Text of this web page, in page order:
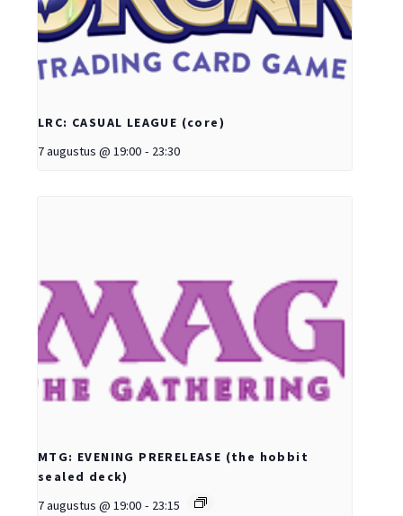
LRC: CASUAL LEAGUE (core)
7 augustus @ 19:00 - 23:30
MTG: EVENING PRERELEASE (the hobbit
sealed deck)
7 augustus @ 19:00 - 23:15